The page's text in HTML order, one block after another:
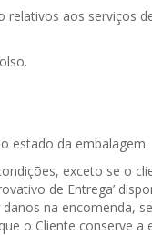
aos serviços
estado da embalagem.
exceto se o
de Entrega’
na encomenda,
o Cliente conserve a